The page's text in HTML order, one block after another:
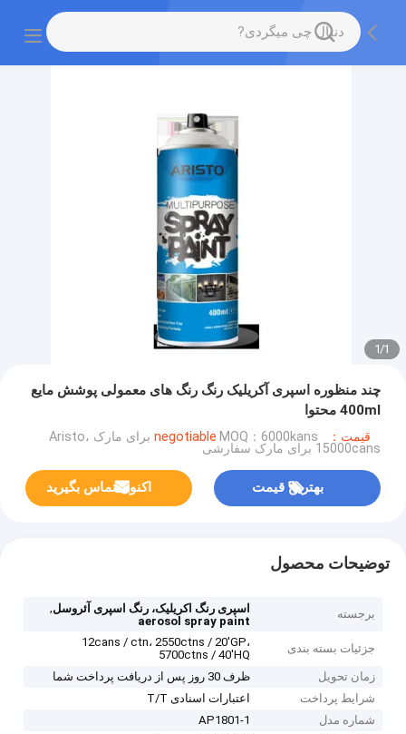
1
/
1
چند منظوره اسپری آکریلیک رنگ رنگ های معمولی پوشش مایع
400ml محتوا
قیمت：negotiable MOQ：6000kans برای مارک Aristo،
15000cans برای مارک سفارشی
بهترین قیمت اکنون تماس بگیرید
توضیحات محصول
برجسته اسپری رنگ اکریلیک، رنگ اسپری آئروسل,
aerosol spray paint
جزئیات بسته بندی
12cans / ctn، 2550ctns / 20'GP،
5700ctns / 40'HQ
زمان تحویل
ظرف 30 روز پس از دریافت پرداخت شما
شرایط پرداخت
اعتبارات اسنادی T/T
شماره مدل
AP1801-1